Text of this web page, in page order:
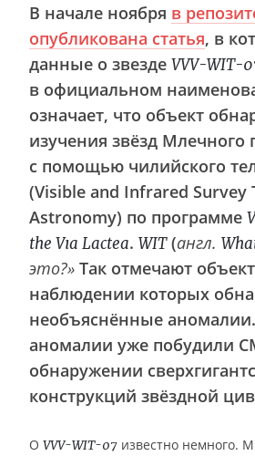
В начале ноября в
опубликована статья, в
данные о звезде VVV-WIT-
в официальном
означает, что объект
изучения звёзд Млечного
с помощью чилийского
(Visible and Infrared Survey
Astronomy) по программе
the Vıa Lactea. WIT(англ.
это?» Так отмечают
наблюдении которых
необъяснённые
аномалии уже побудили
обнаружении
конструкций звёздной
О VVV-WIT-07 известно немного.